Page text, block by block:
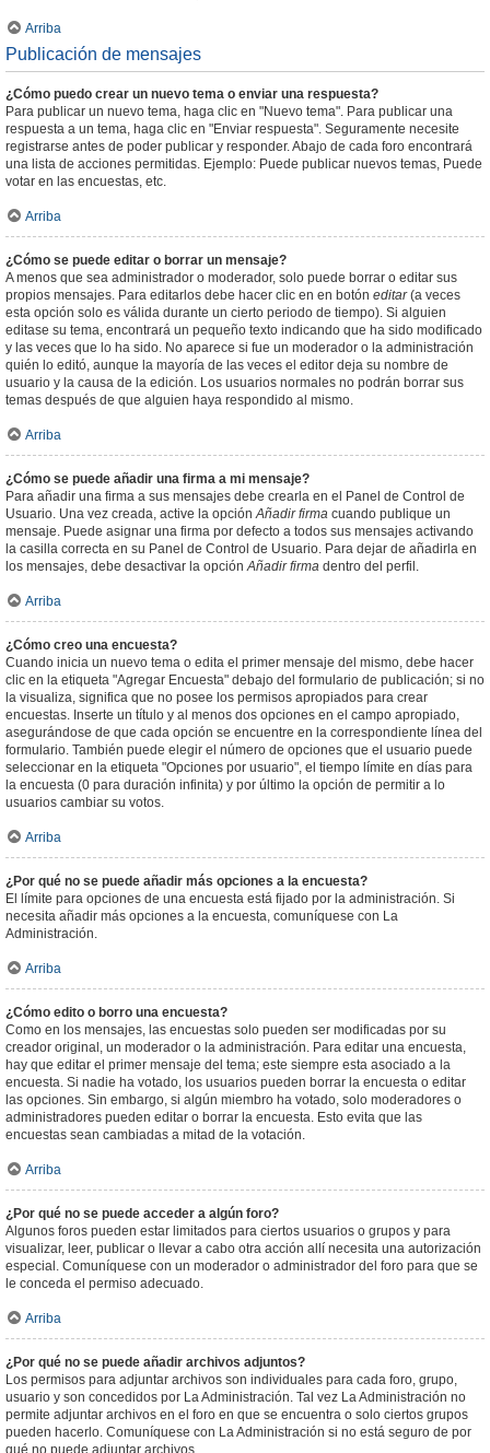
Arriba
Publicación de mensajes
¿Cómo puedo crear un nuevo tema o enviar una respuesta?
Para publicar un nuevo tema, haga clic en "Nuevo tema". Para publicar una
respuesta a un tema, haga clic en "Enviar respuesta". Seguramente necesite
registrarse antes de poder publicar y responder. Abajo de cada foro encontrará
una lista de acciones permitidas. Ejemplo: Puede publicar nuevos temas, Puede
votar en las encuestas, etc.
Arriba
¿Cómo se puede editar o borrar un mensaje?
A menos que sea administrador o moderador, solo puede borrar o editar sus
propios mensajes. Para editarlos debe hacer clic en en botón editar(a veces
esta opción solo es válida durante un cierto periodo de tiempo). Si alguien
editase su tema, encontrará un pequeño texto indicando que ha sido modificado
y las veces que lo ha sido. No aparece si fue un moderador o la administración
quién lo editó, aunque la mayoría de las veces el editor deja su nombre de
usuario y la causa de la edición. Los usuarios normales no podrán borrar sus
temas después de que alguien haya respondido al mismo.
Arriba
¿Cómo se puede añadir una firma a mi mensaje?
Para añadir una firma a sus mensajes debe crearla en el Panel de Control de
Usuario. Una vez creada, active la opciónAñadir firma cuando publique un
mensaje. Puede asignar una firma por defecto a todos sus mensajes activando
la casilla correcta en su Panel de Control de Usuario. Para dejar de añadirla en
los mensajes, debe desactivar la opciónAñadir firma dentro del perfil.
Arriba
¿Cómo creo una encuesta?
Cuando inicia un nuevo tema o edita el primer mensaje del mismo, debe hacer
clic en la etiqueta "Agregar Encuesta" debajo del formulario de publicación; si no
la visualiza, significa que no posee los permisos apropiados para crear
encuestas. Inserte un título y al menos dos opciones en el campo apropiado,
asegurándose de que cada opción se encuentre en la correspondiente línea del
formulario. También puede elegir el número de opciones que el usuario puede
seleccionar en la etiqueta "Opciones por usuario", el tiempo límite en días para
la encuesta (0 para duración infinita) y por último la opción de permitir a lo
usuarios cambiar su votos.
Arriba
¿Por qué no se puede añadir más opciones a la encuesta?
El límite para opciones de una encuesta está fijado por la administración. Si
necesita añadir más opciones a la encuesta, comuníquese con La
Administración.
Arriba
¿Cómo edito o borro una encuesta?
Como en los mensajes, las encuestas solo pueden ser modificadas por su
creador original, un moderador o la administración. Para editar una encuesta,
hay que editar el primer mensaje del tema; este siempre esta asociado a la
encuesta. Si nadie ha votado, los usuarios pueden borrar la encuesta o editar
las opciones. Sin embargo, si algún miembro ha votado, solo moderadores o
administradores pueden editar o borrar la encuesta. Esto evita que las
encuestas sean cambiadas a mitad de la votación.
Arriba
¿Por qué no se puede acceder a algún foro?
Algunos foros pueden estar limitados para ciertos usuarios o grupos y para
visualizar, leer, publicar o llevar a cabo otra acción allí necesita una autorización
especial. Comuníquese con un moderador o administrador del foro para que se
le conceda el permiso adecuado.
Arriba
¿Por qué no se puede añadir archivos adjuntos?
Los permisos para adjuntar archivos son individuales para cada foro, grupo,
usuario y son concedidos por La Administración. Tal vez La Administración no
permite adjuntar archivos en el foro en que se encuentra o solo ciertos grupos
pueden hacerlo. Comuníquese con La Administración si no está seguro de por
qué no puede adjuntar archivos.